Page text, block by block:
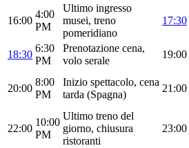
16:00
4:00
PM
Ultimo ingresso
musei, treno
pomeridiano
17:30
18:30
6:30
PM
Prenotazione cena,
volo serale
19:00
20:00
8:00
PM
Inizio spettacolo, cena
tarda (Spagna)
21:00
22:00
10:00
PM
Ultimo treno del
giorno, chiusura
ristoranti
23:00